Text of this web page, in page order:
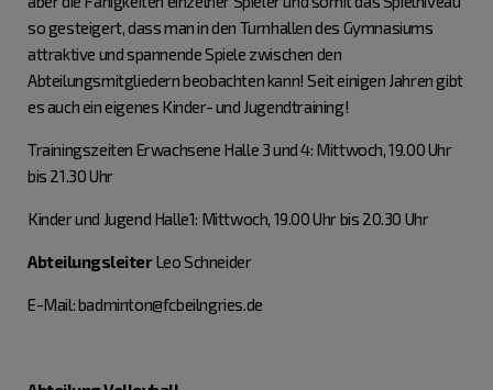
so gesteigert, dass man in den Turnhallen des Gymnasiums
attraktive und spannende Spiele zwischen den
Abteilungsmitgliedern beobachten kann! Seit einigen Jahren gibt
es auch ein eigenes Kinder- und Jugendtraining!
Trainingszeiten Erwachsene Halle 3 und 4: Mittwoch, 19.00 Uhr
bis 21.30 Uhr
Kinder und Jugend Halle1: Mittwoch, 19.00 Uhr bis 20.30 Uhr
AbteilungsleiterLeo Schneider
E-Mail: badminton@fcbeilngries.de